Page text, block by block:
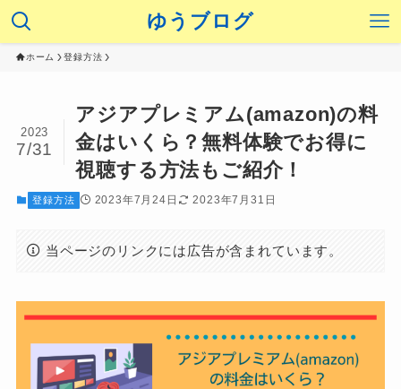
ゆうブログ
ホーム 登録方法
アジアプレミアム(amazon)の料
金はいくら？無料体験でお得に
視聴する方法もご紹介！
2023
7/31
登録方法 2023年7月24日 2023年7月31日
当ページのリンクには広告が含まれています。